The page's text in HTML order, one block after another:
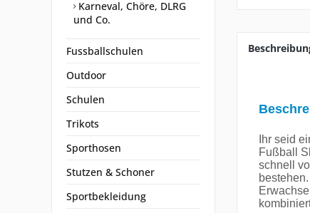
Karneval, Chöre, DLRG
und Co.
Fussballschulen
Outdoor
Schulen
Trikots
Sporthosen
Stutzen & Schoner
Sportbekleidung
Ihr seid
Fußball
schnell